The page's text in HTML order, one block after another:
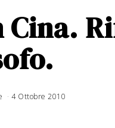
4 Ottobre 2010